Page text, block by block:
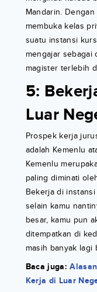
Mandarin.
membuka kelas
suatu instansi
mengajar sebagai
magister terlebih
5:
Luar
Prospek kerja
adalah Kemenlu
Kemenlu
paling diminati
Bekerja di
selain kamu
besar, kamu pun
ditempatkan di
masih banyak lagi
Baca juga:
Kerja di Luar